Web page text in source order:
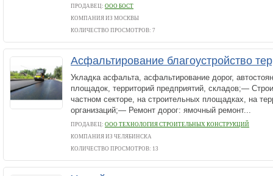
ПРОДАВЕЦ: ООО БОСТ
КОМПАНИЯ ИЗ МОСКВЫ
КОЛИЧЕСТВО ПРОСМОТРОВ: 7
Асфальтирование благоустройство
Укладка асфальта, асфальтирование дорог,
площадок, территорий предприятий, складов;—
частном секторе, на строительных площадках, на
организаций;— Ремонт дорог: ямочный ремонт...
ПРОДАВЕЦ: ООО ТЕХНОЛОГИЯ СТРОИТЕЛЬНЫХ КОНСТРУКЦИЙ
КОМПАНИЯ ИЗ ЧЕЛЯБИНСКА
КОЛИЧЕСТВО ПРОСМОТРОВ: 13